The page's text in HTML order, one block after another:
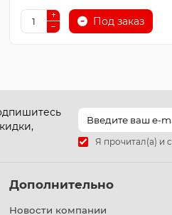
Под заказ
Я прочитал(а) и
Дополнительно
Новости компании